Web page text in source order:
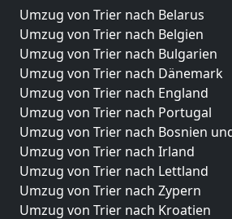
Umzug von Trier nach Belarus
Umzug von Trier nach Belgien
Umzug von Trier nach Bulgarien
Umzug von Trier nach Dänemark
Umzug von Trier nach England
Umzug von Trier nach Portugal
Umzug von Trier nach Bosnien
Umzug von Trier nach Irland
Umzug von Trier nach Lettland
Umzug von Trier nach Zypern
Umzug von Trier nach Kroatien